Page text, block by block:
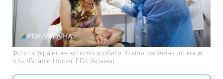
Фото: в Україні не встигли зробити 10 млн щеплень до кінця
літа (Віталій Носач, РБК-Україна)